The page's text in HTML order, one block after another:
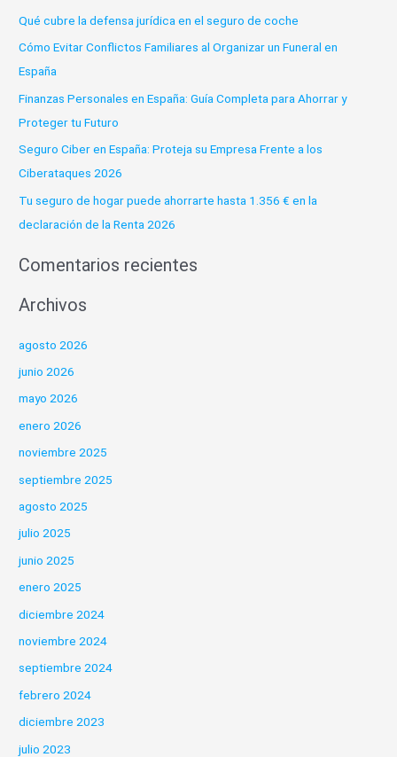
a
r
p
o
r
:
Qué cubre la defensa jurídica en el seguro de coche
Cómo Evitar Conflictos Familiares al Organizar un Funeral en
España
Finanzas Personales en España: Guía Completa para Ahorrar y
Proteger tu Futuro
Seguro Ciber en España: Proteja su Empresa Frente a los
Ciberataques 2026
Tu seguro de hogar puede ahorrarte hasta 1.356 € en la
declaración de la Renta 2026
Comentarios recientes
Archivos
agosto 2026
junio 2026
mayo 2026
enero 2026
noviembre 2025
septiembre 2025
agosto 2025
julio 2025
junio 2025
enero 2025
diciembre 2024
noviembre 2024
septiembre 2024
febrero 2024
diciembre 2023
julio 2023